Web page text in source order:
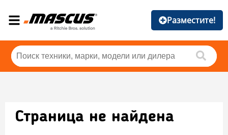
Разместите!
Страница не найдена